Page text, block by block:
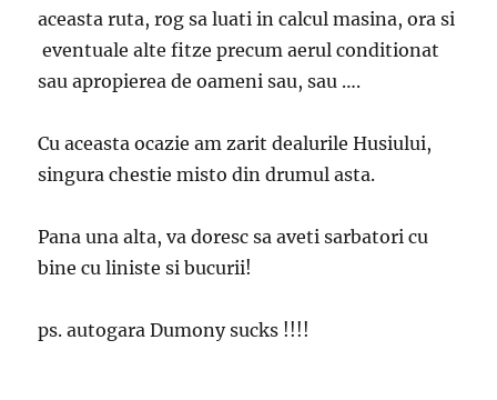
aceasta ruta, rog sa luati in calcul masina, ora si
eventuale alte fitze precum aerul conditionat
sau apropierea de oameni sau, sau ….
Cu aceasta ocazie am zarit dealurile Husiului,
singura chestie misto din drumul asta.
Pana una alta, va doresc sa aveti sarbatori cu
bine cu liniste si bucurii!
ps. autogara Dumony sucks !!!!